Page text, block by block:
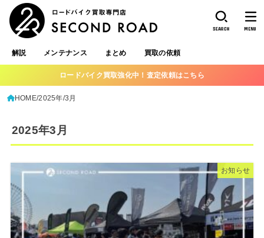
解説 メンテナンス まとめ 買取の依頼
SEARCH MENU
ロードバイク買取強化中！査定依頼はこちら
HOME 2025年 3月
2025年3月
お知らせ